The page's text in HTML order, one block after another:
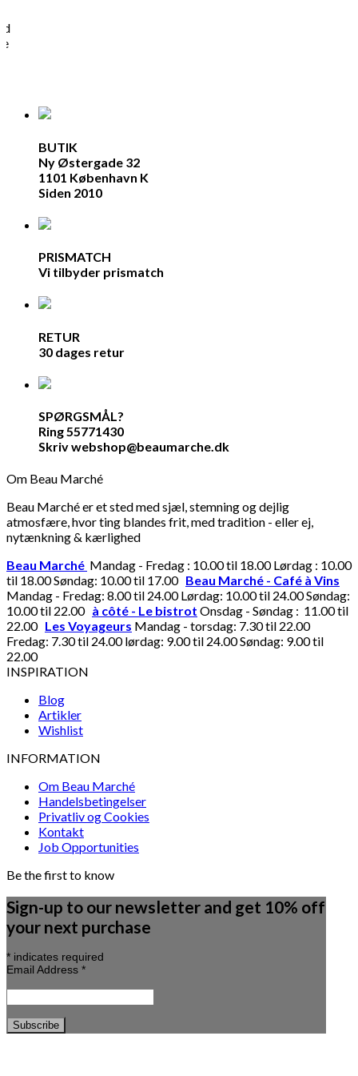
BUTIK
Ny Østergade 32
1101 København K
Siden 2010
PRISMATCH
Vi tilbyder prismatch
RETUR
30 dages retur
SPØRGSMÅL?
Ring 55771430
Skriv webshop@beaumarche.dk
Om Beau Marché
Beau Marché er et sted med sjæl, stemning og dejlig
atmosfære, hvor ting blandes frit, med tradition - eller ej,
nytænkning & kærlighed
Beau Marché Mandag - Fredag : 10.00 til 18.00 Lørdag : 10.00
til 18.00 Søndag: 10.00 til 17.00 Beau Marché - Café à Vins
Mandag - Fredag: 8.00 til 24.00 Lørdag: 10.00 til 24.00 Søndag:
10.00 til 22.00 à côté - Le bistrot Onsdag - Søndag : 11.00 til
22.00 Les Voyageurs Mandag - torsdag: 7.30 til 22.00
Fredag: 7.30 til 24.00 lørdag: 9.00 til 24.00 Søndag: 9.00 til
22.00
INSPIRATION
Blog
Artikler
Wishlist
INFORMATION
Om Beau Marché
Handelsbetingelser
Privatliv og Cookies
Kontakt
Job Opportunities
Be the first to know
Sign-up to our newsletter and get 10% off
your next purchase
* indicates required
Email Address *